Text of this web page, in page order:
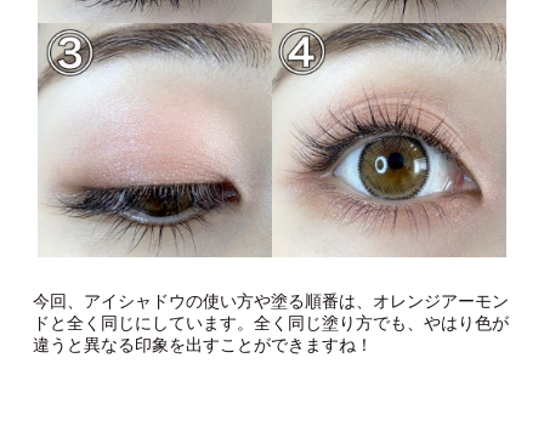
今回、アイシャドウの使い方や塗る順番は、オレンジアーモン
ドと全く同じにしています。全く同じ塗り方でも、やはり色が
違うと異なる印象を出すことができますね！